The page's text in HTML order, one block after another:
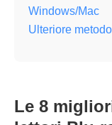
Windows/Mac
Ulteriore
Le 8